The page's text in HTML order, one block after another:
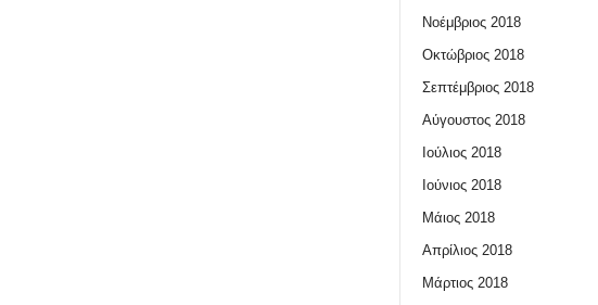
Νοέμβριος 2018
Οκτώβριος 2018
Σεπτέμβριος 2018
Αύγουστος 2018
Ιούλιος 2018
Ιούνιος 2018
Μάιος 2018
Απρίλιος 2018
Μάρτιος 2018